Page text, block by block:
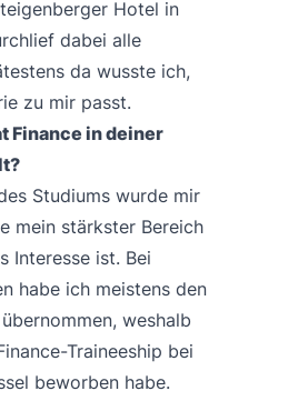
Hotel in
dabei alle
da wusste ich,
zu mir passt.
Finance in deiner
Studiums wurde mir
mein stärkster Bereich
Interesse ist. Bei
habe ich meistens den
weshalb
Traineeship bei
beworben habe.